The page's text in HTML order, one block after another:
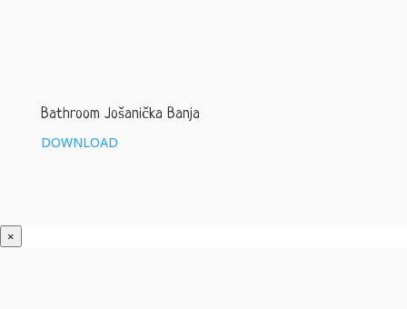
Bathroom Jošanička Banja
DOWNLOAD
×